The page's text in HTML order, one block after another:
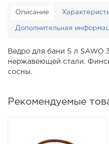
Описание
Дополнительная
Ведро для бани 5 л SAWO
нержавеющей стали.
сосны.
Рекомендуемые